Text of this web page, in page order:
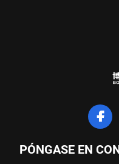
PÓNGASE EN